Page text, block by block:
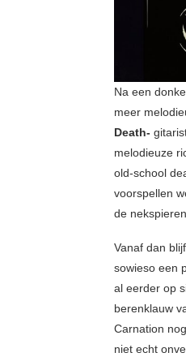
Na een
meer
Death-
melodieuze
old-school
voorspellen
de
Vanaf dan
sowieso een
al eerder op
berenklauw
Carnation
niet echt